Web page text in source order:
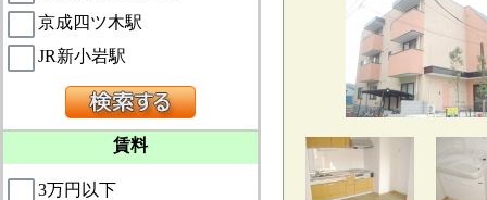
京成四ツ木駅
JR新小岩駅
賃料
3万円以下